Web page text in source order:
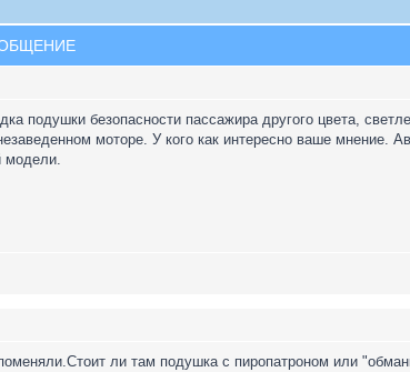
подушки безопасности пассажира другого цвета,
моторе. У кого как интересно ваше мнение.
модели.
ли там подушка с пиропатроном или